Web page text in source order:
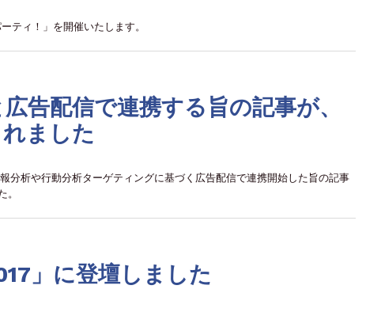
ィ！」を開催いたします。
告配信で連携する旨の記事が、
ました
分析や行動分析ターゲティングに基づく広告配信で連携開始した旨の記事
。
」に登壇しました